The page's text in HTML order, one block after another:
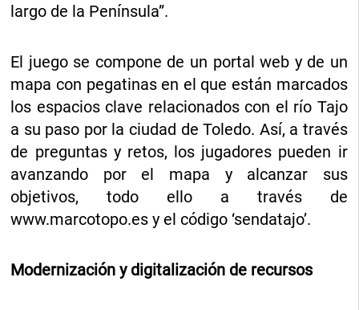
largo de la Península”.
El juego se compone de un portal web y de un
mapa con pegatinas en el que están marcados
los espacios clave relacionados con el río Tajo
a su paso por la ciudad de Toledo. Así, a través
de preguntas y retos, los jugadores pueden ir
avanzando por el mapa y alcanzar sus
objetivos, todo ello a través de
www.marcotopo.es y el código ‘sendatajo’.
Modernización y digitalización de recursos